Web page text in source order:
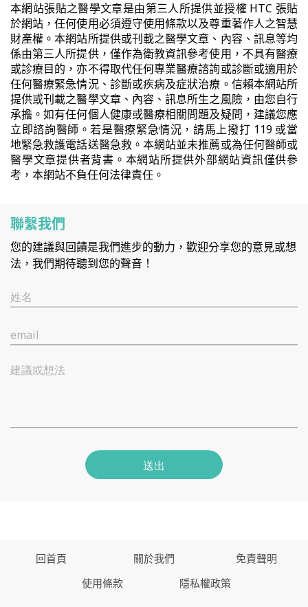
本網站張貼之醫學文章是由第三人所提供並授權 HTC 張貼
於網站，任何使用必須遵守使用條款以及尊重著作人之智慧
財產權。本網站所提供或刊載之醫學文章、內容、訊息等均
係由第三人所提供，僅作為衛教資訊參考使用，不具有醫療
或診療目的，亦不得取代任何專業醫療諮詢或診斷或適用於
任何醫療緊急情況、診斷或疾病及症狀治療。信賴本網站所
提供或刊載之醫學文章、內容、訊息所生之風險，由您自行
承擔。如有任何個人健康或醫療相關問題及疑問，建議您應
立即諮詢醫師。若是醫療緊急情況，請馬上撥打 119 或當
地緊急救護電話送醫急救。本網站並未推薦或為任何醫師或
醫學文章提供者背書。本網站所提供外部網站資訊僅供參
考，本網站不負任何法律責任。
聯繫我們
您的建議與回饋是我們進步的動力，歡迎分享您的意見或想
法，我們期待聽到您的聲音！
姓名
email
建議或想法
送出
回首頁 關於我們
免責聲明
使用條款
隱私權政策